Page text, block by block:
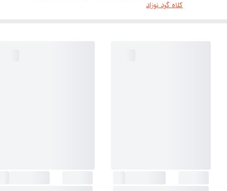
کلاه گرد نوزاد